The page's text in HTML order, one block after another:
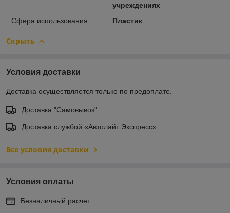
учреждениях
Сфера использования
Пластик
Скрыть
Условия доставки
Доставка осуществляется только по предоплате.
Доставка "Самовывоз"
Доставка службой «Автолайт Экспресс»
Все условия доставки
Условия оплаты
Безналичный расчет